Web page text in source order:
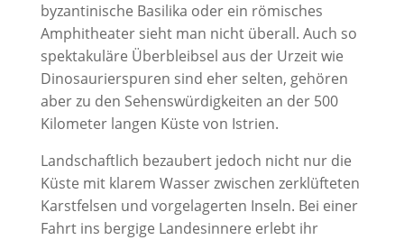
byzantinische Basilika oder ein römisches
Amphitheater sieht man nicht überall. Auch so
spektakuläre Überbleibsel aus der Urzeit wie
Dinosaurierspuren sind eher selten, gehören
aber zu den Sehenswürdigkeiten an der 500
Kilometer langen Küste von Istrien.
Landschaftlich bezaubert jedoch nicht nur die
Küste mit klarem Wasser zwischen zerklüfteten
Karstfelsen und vorgelagerten Inseln. Bei einer
Fahrt ins bergige Landesinnere erlebt ihr